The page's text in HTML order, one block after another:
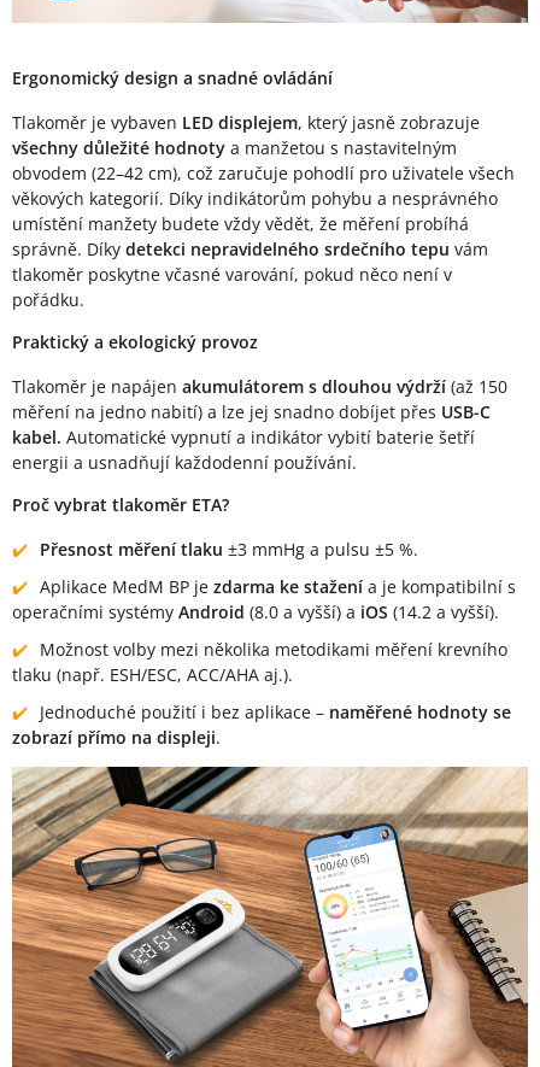
Ergonomický design a snadné ovládání
Tlakoměr je vybaven LED displejem, který jasně zobrazuje
všechny důležité hodnoty a manžetou s nastavitelným
obvodem (22–42 cm), což zaručuje pohodlí pro uživatele všech
věkových kategorií. Díky indikátorům pohybu a nesprávného
umístění manžety budete vždy vědět, že měření probíhá
správně. Díky detekci nepravidelného srdečního tepu vám
tlakoměr poskytne včasné varování, pokud něco není v
pořádku.
Praktický a ekologický provoz
Tlakoměr je napájen akumulátorem s dlouhou výdrží (až 150
měření na jedno nabití) a lze jej snadno dobíjet přes USB-C
kabel. Automatické vypnutí a indikátor vybití baterie šetří
energii a usnadňují každodenní používání.
Proč vybrat tlakoměr ETA?
Přesnost měření tlaku ±3 mmHg a pulsu ±5 %.
Aplikace MedM BP je zdarma ke stažení a je kompatibilní s
operačními systémy Android (8.0 a vyšší) a iOS (14.2 a vyšší).
Možnost volby mezi několika metodikami měření krevního
tlaku (např. ESH/ESC, ACC/AHA aj.).
Jednoduché použití i bez aplikace – naměřené hodnoty se
zobrazí přímo na displeji.